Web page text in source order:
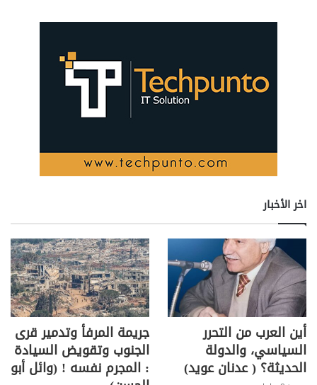
اخر الأخبار
أين العرب من التحرر
السياسي، والدولة
الحديثة؟ ( عدنان عويد)
جريمة المرفأ وتدمير قرى
الجنوب وتقويض السيادة
: المجرم نفسه ! (وائل أبو